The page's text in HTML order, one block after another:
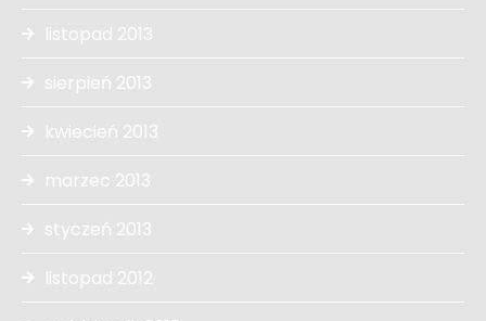
listopad 2013
sierpień 2013
kwiecień 2013
marzec 2013
styczeń 2013
listopad 2012